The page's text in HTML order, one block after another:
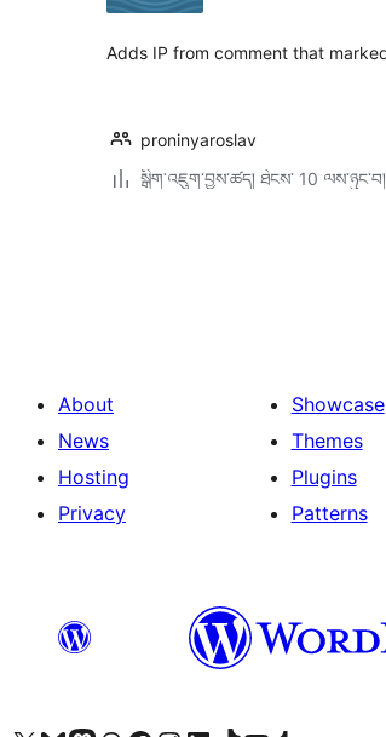
Adds IP from comment that
proninyaroslav
སྒྲིག་འཇུག་བྱས་ཚད། ཐེངས་ 10 ལས་ཉུང་བ།
About
News
Hosting
Privacy
Showcase
Themes
Plugins
Patterns